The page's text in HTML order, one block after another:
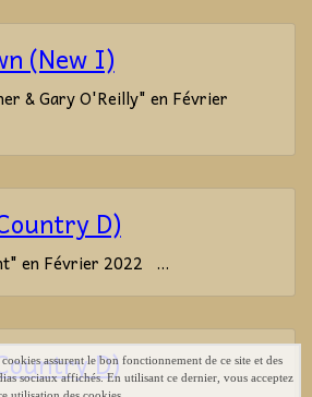
(New I)
& Gary O'Reilly" en Février
D)
en Février 2022 ...
D)
cookies assurent le bon fonctionnement de ce site et des
sociaux affichés. En utilisant ce dernier, vous acceptez
utilisation des cookies.